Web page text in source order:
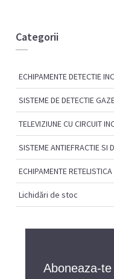
Categorii
ECHIPAMENTE DETECTIE
SISTEME DE DETECTIE
TELEVIZIUNE CU CIRCUIT
SISTEME ANTIEFRACTIE SI
ECHIPAMENTE
Lichidări de stoc
Aboneaza-